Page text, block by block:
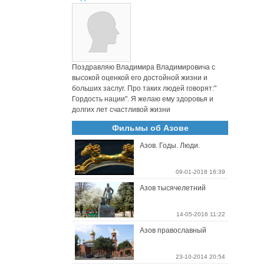
Поздравляю Владимира Владимировича с
высокой оценкой его достойной жизни и
больших заслуг. Про таких людей говорят:"
Гордость нации". Я желаю ему здоровья и
долгих лет счастливой жизни
Фильмы об Азове
Азов. Годы. Люди.
09-01-2018 16:39
Азов тысячелетний
14-05-2016 11:22
Азов православный
23-10-2014 20:54